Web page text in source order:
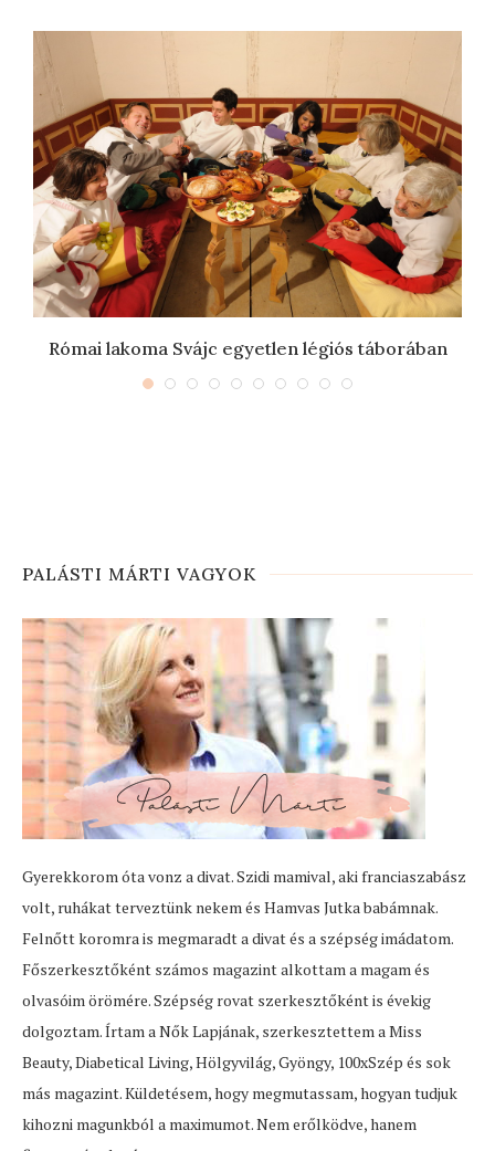
Római lakoma Svájc egyetlen légiós táborában
PALÁSTI MÁRTI VAGYOK
Gyerekkorom óta vonz a divat. Szidi mamival, aki franciaszabász
volt, ruhákat terveztünk nekem és Hamvas Jutka babámnak.
Felnőtt koromra is megmaradt a divat és a szépség imádatom.
Főszerkesztőként számos magazint alkottam a magam és
olvasóim örömére. Szépség rovat szerkesztőként is évekig
dolgoztam. Írtam a Nők Lapjának, szerkesztettem a Miss
Beauty, Diabetical Living, Hölgyvilág, Gyöngy, 100xSzép és sok
más magazint. Küldetésem, hogy megmutassam, hogyan tudjuk
kihozni magunkból a maximumot. Nem erőlködve, hanem